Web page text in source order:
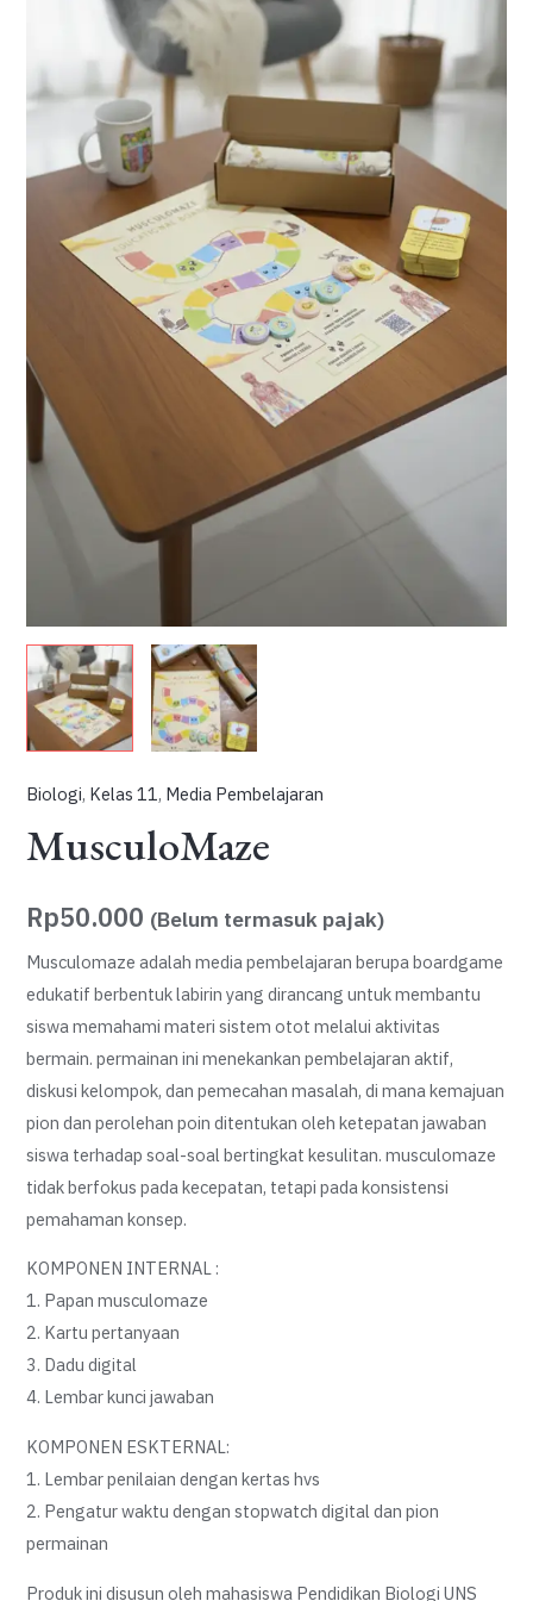
Biologi, Kelas 11, Media Pembelajaran
MusculoMaze
Rp50.000 (Belum termasuk pajak)
Musculomaze adalah media pembelajaran berupa boardgame
edukatif berbentuk labirin yang dirancang untuk membantu
siswa memahami materi sistem otot melalui aktivitas
bermain. permainan ini menekankan pembelajaran aktif,
diskusi kelompok, dan pemecahan masalah, di mana kemajuan
pion dan perolehan poin ditentukan oleh ketepatan jawaban
siswa terhadap soal-soal bertingkat kesulitan. musculomaze
tidak berfokus pada kecepatan, tetapi pada konsistensi
pemahaman konsep.
KOMPONEN INTERNAL :
1. Papan musculomaze
2. Kartu pertanyaan
3. Dadu digital
4. Lembar kunci jawaban
KOMPONEN ESKTERNAL:
1. Lembar penilaian dengan kertas hvs
2. Pengatur waktu dengan stopwatch digital dan pion
permainan
Produk ini disusun oleh mahasiswa Pendidikan Biologi UNS